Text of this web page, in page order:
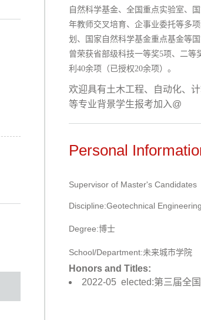
自然科学基金、全国重点实验室、
年教师交叉培育、企事业委托等多
划、国家自然科学基金重点基金等
曾荣获省部级科技一等奖5项、二等
利40余项（已授权20余项）。
欢迎具有土木工程、自动化、
等专业背景学生报考加入@
Personal
Supervisor of Master's Candidates
Discipline:Geotechnical Engineering
Degree:博士
School/Department:未来城市学院
Honors and Titles:
2022-05 elected:第三届全